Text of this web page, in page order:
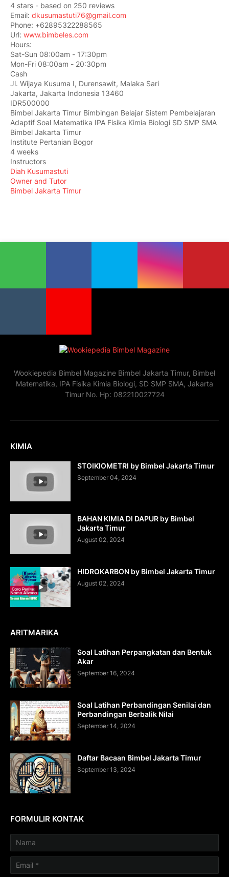
4 stars - based on 250 reviews
Email: dkusumastuti76@gmail.com
Phone: +62895322288565
Url: www.bimbeles.com
Hours:
Sat-Sun 08:00am - 17:30pm
Mon-Fri 08:00am - 20:30pm
Cash
Jl. Wijaya Kusuma I, Durensawit, Malaka Sari
Jakarta, Jakarta Indonesia 13460
IDR500000
Bimbel Jakarta Timur Bimbingan Belajar Sistem Pembelajaran
Adaptif Soal Matematika IPA Fisika Kimia Biologi SD SMP SMA
Bimbel Jakarta Timur
Institute Pertanian Bogor
4 weeks
Instructors
Diah Kusumastuti
Owner and Tutor
Bimbel Jakarta Timur
Wookiepedia Bimbel Magazine Bimbel Jakarta Timur, Bimbel
Matematika, IPA Fisika Kimia Biologi, SD SMP SMA, Jakarta
Timur No. Hp: 082210027724
KIMIA
STOIKIOMETRI by Bimbel Jakarta Timur
September 04, 2024
BAHAN KIMIA DI DAPUR by Bimbel
Jakarta Timur
August 02, 2024
HIDROKARBON by Bimbel Jakarta Timur
August 02, 2024
ARITMARIKA
Soal Latihan Perpangkatan dan Bentuk
Akar
September 16, 2024
Soal Latihan Perbandingan Senilai dan
Perbandingan Berbalik Nilai
September 14, 2024
Daftar Bacaan Bimbel Jakarta Timur
September 13, 2024
FORMULIR KONTAK